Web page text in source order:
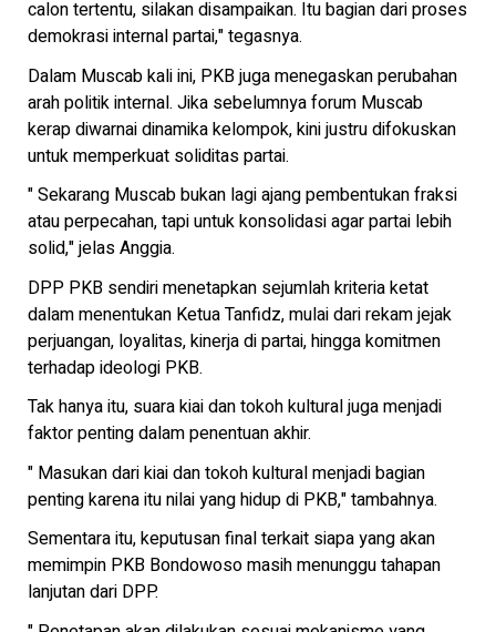
calon tertentu, silakan disampaikan. Itu bagian dari proses
demokrasi internal partai," tegasnya.
Dalam Muscab kali ini, PKB juga menegaskan perubahan
arah politik internal. Jika sebelumnya forum Muscab
kerap diwarnai dinamika kelompok, kini justru difokuskan
untuk memperkuat soliditas partai.
" Sekarang Muscab bukan lagi ajang pembentukan fraksi
atau perpecahan, tapi untuk konsolidasi agar partai lebih
solid," jelas Anggia.
DPP PKB sendiri menetapkan sejumlah kriteria ketat
dalam menentukan Ketua Tanfidz, mulai dari rekam jejak
perjuangan, loyalitas, kinerja di partai, hingga komitmen
terhadap ideologi PKB.
Tak hanya itu, suara kiai dan tokoh kultural juga menjadi
faktor penting dalam penentuan akhir.
" Masukan dari kiai dan tokoh kultural menjadi bagian
penting karena itu nilai yang hidup di PKB," tambahnya.
Sementara itu, keputusan final terkait siapa yang akan
memimpin PKB Bondowoso masih menunggu tahapan
lanjutan dari DPP.